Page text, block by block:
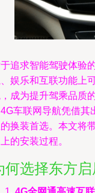
追求智能驾驶体验
娱乐和互联功能上
成为提升驾乘品质
车联网导航凭借其
换装首选。本文将
的安装过程。
何选择东方